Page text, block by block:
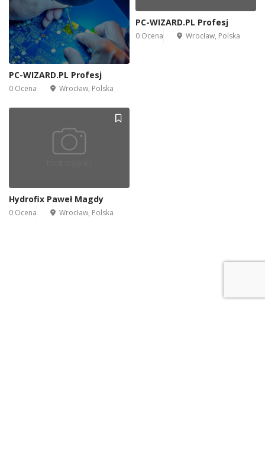
PC-WIZARD.PL Profesj
0 Ocena Wrocław, Polska
PC-WIZARD.PL Profesj
0 Ocena Wrocław, Polska
Hydrofix Paweł Magdy
0 Ocena Wrocław, Polska